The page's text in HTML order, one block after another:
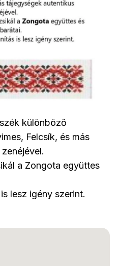
különböző
Felcsík, és más
a Zongota együttes
lesz igény szerint.